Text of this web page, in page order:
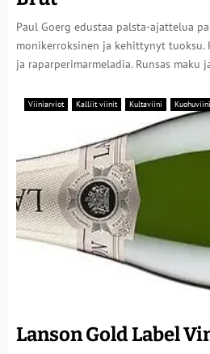
Paul Goerg edustaa palsta-ajattelua
monikerroksinen ja kehittynyt tuoksu.
ja raparperimarmeladia. Runsas maku
Viiniarviot Kalliit viinit Kultaviini
Lanson Gold Label